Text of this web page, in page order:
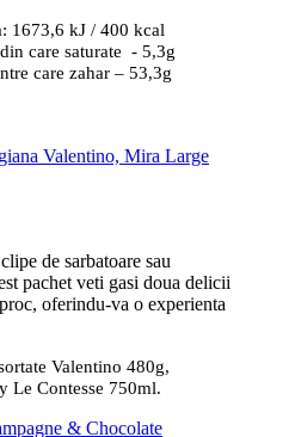
1673,6 kJ / 400 kcal
care saturate - 5,3g
care zahar – 53,3g
Valentino, Mira Large
de sarbatoare sau
pachet veti gasi doua delicii
oferindu-va o experienta
Valentino 480g,
Le Contesse 750ml.
& Chocolate